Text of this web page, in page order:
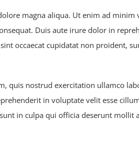
magna aliqua. Ut enim ad
Duis aute irure dolor in
occaecat cupidatat non proident,
quis nostrud exercitation ullamco
in voluptate velit esse
in culpa qui officia deserunt mollit